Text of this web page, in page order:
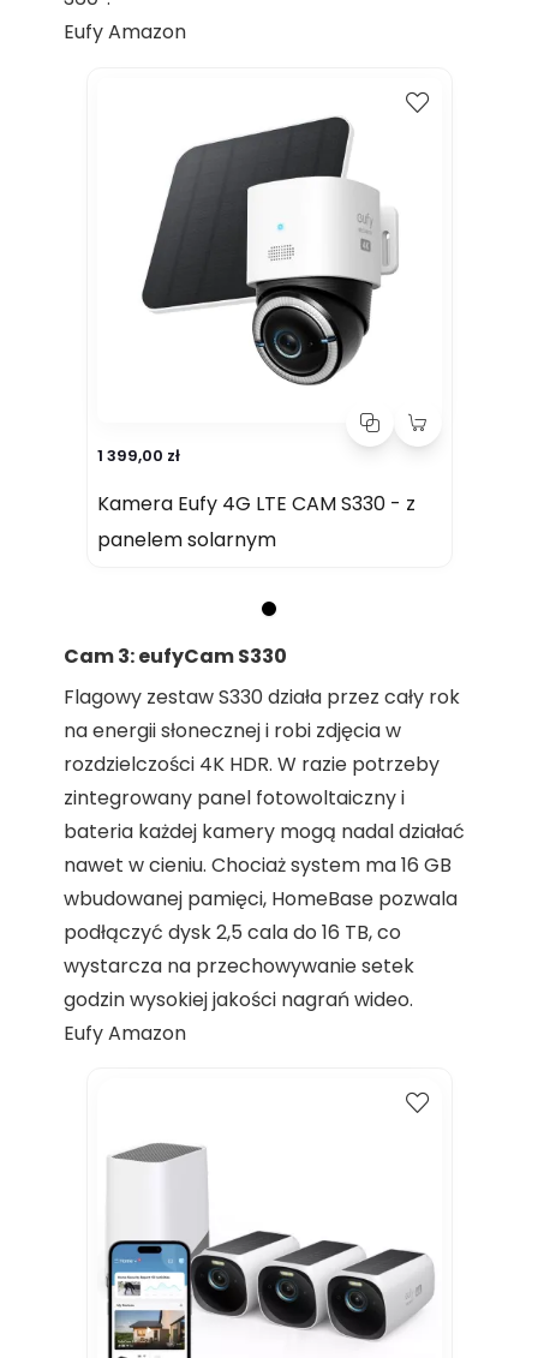
Eufy Amazon
1 399,00 zł
Kamera Eufy 4G LTE CAM S330 - z
panelem solarnym
Cam 3: eufyCam S330
Flagowy zestaw S330 działa przez cały rok
na energii słonecznej i robi zdjęcia w
rozdzielczości 4K HDR. W razie potrzeby
zintegrowany panel fotowoltaiczny i
bateria każdej kamery mogą nadal działać
nawet w cieniu. Chociaż system ma 16 GB
wbudowanej pamięci, HomeBase pozwala
podłączyć dysk 2,5 cala do 16 TB, co
wystarcza na przechowywanie setek
godzin wysokiej jakości nagrań wideo.
Eufy Amazon